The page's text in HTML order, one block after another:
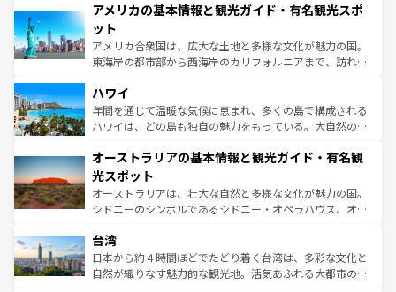
ンツ一覧を参照してほしい。
の建物がそのまま残る町や、スイスならではのユニークな
博物館もあり、アルプス観光だけでなく町歩きも満喫する
ことができる。国民の所得が高いため物価も高いが、旅行
者向けの交通パス提供のサービスもあり、うまく活用すれ
着のスイス情報は
アメリカの基本情報と観光ガイド・有名観光スポ
ット
アメリカ合衆国は、広大な土地と多様な文化が魅力の国。
東海岸の都市部から西海岸のカリフォルニアまで、訪れる
のような巨大都市は、観光、ショッピング、エンターテイ
ンメントが詰まった刺激的なスポットだ。一方、アメリカ
西部には大自然が広がり、グランドキャニオンやイエロー
部のニューオーリンズでは、音楽と美食が融合した独特の
文化が魅力。旅行者はアメリカの各地域で異なる魅力を楽
しみながら、その多様性と豊かな歴史を感じることができ
るだろう。車でのロードトリップや列車の旅も、アメリカ
情報は
ハワイ
年間を通じて温暖な気候に恵まれ、多くの島で構成される
ハワイは、どの島も独自の魅力をもっている。大自然の神
ワイ島は見逃せない。また、定番の観光地といえばオアフ
島だが、静かな自然を求めるならマウイ島やカウアイ島が
おすすめ。エメラルドグリーンに輝く海をはじめ、豊かな
文化や歴史が息づいている。「アロハスピリット」と呼ば
人々、おいしいローカルフードやハワイアンミュージッ
ク、伝統的なフラダンスなど、すべてがハワイの魅力を彩
っている。訪れるたびに新しい発見と感動が待っているハ
オーストラリアの基本情報と観光ガイド・有名観
光スポット
オーストラリアは、壮大な自然と多様な文化が魅力の国。
シドニーのシンボルであるシドニー・オペラハウス、オー
リアリーフや大陸中央部にそびえるウルル（エアーズロッ
ク）、タスマニアの美しい原生林やケアンズの熱帯雨林な
ど、見どころがたくさん。また、カフェやワイン、オージ
台湾
日本から約４時間ほどでたどり着く台湾は、多彩な文化と
自然が織りなす魅力的な観光地。活気あふれる大都市の台